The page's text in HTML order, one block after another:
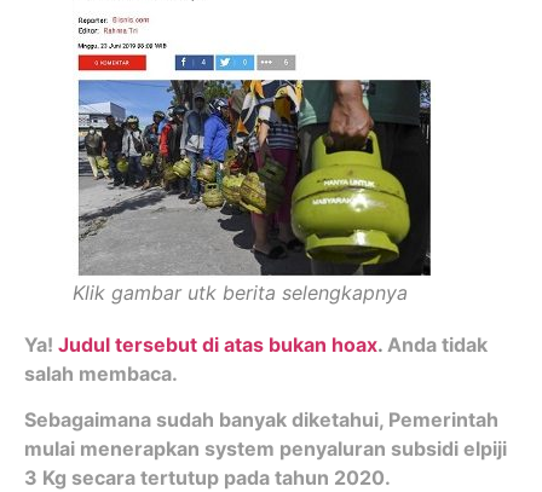
Klik gambar utk berita selengkapnya
Ya! Judul tersebut di atas bukan hoax. Anda tidak
salah membaca.
Sebagaimana sudah banyak diketahui, Pemerintah
mulai menerapkan system penyaluran subsidi elpiji
3 Kg secara tertutup pada tahun 2020.